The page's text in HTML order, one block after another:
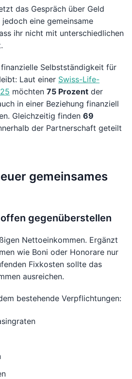
das Gespräch über Geld
eine gemeinsame
ihr nicht mit unterschiedlichen
Selbstständigkeit für
Laut einer Swiss-Life-
möchten 75 Prozent der
in einer Beziehung finanziell
Gleichzeitig finden 69
der Partnerschaft geteilt
gemeinsames
gegenüberstellen
Nettoeinkommen. Ergänzt
wie Boni oder Honorare nur
Fixkosten sollte das
ausreichen.
bestehende Verpflichtungen: